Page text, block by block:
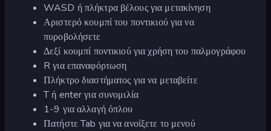
WASD ή πλήκτρα βέλους για μετακίνηση
Αριστερό κουμπί του ποντικιού για να
πυροβολήσετε
Δεξί κουμπί ποντικιού για χρήση του παλμογράφου
R για επαναφόρτωση
Πλήκτρο διαστήματος για να μεταβείτε
T ή enter για συνομιλία
1-9 για αλλαγή όπλου
Πατήστε Tab για να ανοίξετε το μενού